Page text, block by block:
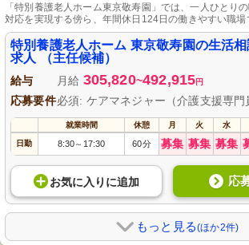
「特別養護老人ホーム東京敬寿園」では、一人ひとり
対応を実現する傍ら、年間休日124日の働きやすい職
います。幹部職として組織マネジメントや経営参画の
住宅手当など各種手当、年1回の昇給や年2回の賞与が
します。
特別養護老人ホーム 東京敬寿園の生活
求人 （主任候補）
給与 月給 305,820~492,915円
応募要件必須: ケアマネジャー（介護支援専門
就業時間 休憩 月 火 水
日勤 8:30～ 17:30 60分 募集 募集 募集
お気に入り に追加 応
もっと見る(ほか2件)